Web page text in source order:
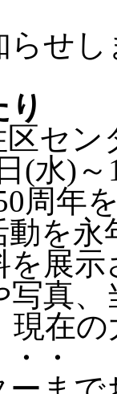
らせし
区セ
(水)
周年
を
を展
真
現在
・